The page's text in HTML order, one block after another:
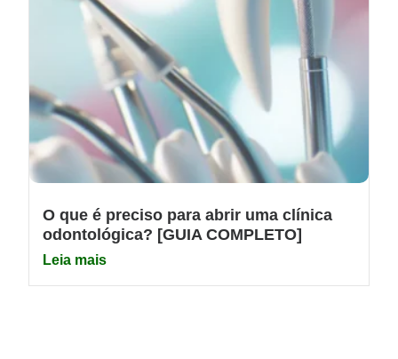
O que é preciso para abrir uma clínica
odontológica? [GUIA COMPLETO]
Leia mais